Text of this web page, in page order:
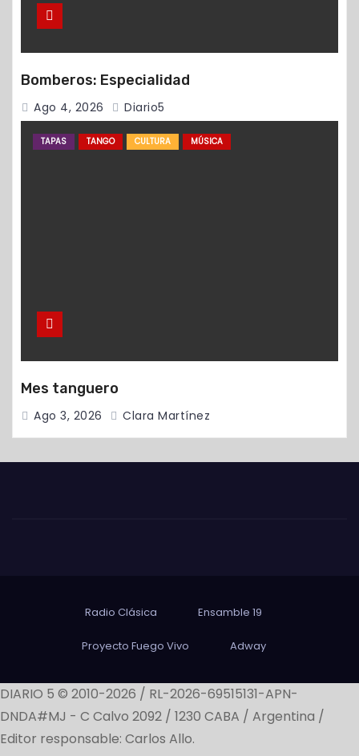
Bomberos: Especialidad
Ago 4, 2026 Diario5
TAPAS TANGO CULTURA MÚSICA
Mes tanguero
Ago 3, 2026 Clara Martínez
Radio Clásica Ensamble 19
Proyecto Fuego Vivo Adway
DIARIO 5 © 2010-2026 / RL-2026-69515131-APN-
DNDA#MJ - C Calvo 2092 / 1230 CABA / Argentina /
Editor responsable: Carlos Allo.